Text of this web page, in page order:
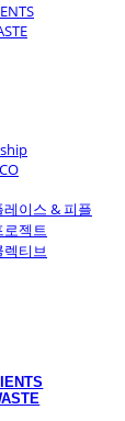
이스 & 피플
로젝트
렉티브